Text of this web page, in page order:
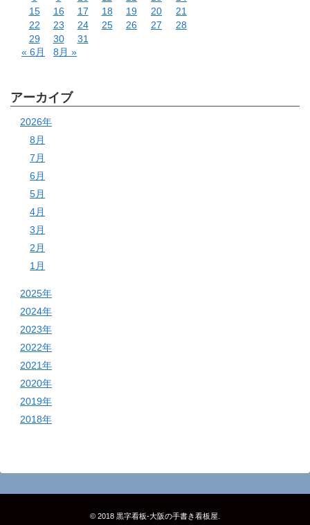
15
16 17 18 19 20
21
22
23 24 25 26 27
28
29
30
31
« 6月
8月 »
アーカイブ
2026年
8月
7月
6月
5月
4月
3月
2月
1月
2025年
2024年
2023年
2022年
2021年
2020年
2019年
2018年
© 2018 黒字看板‐大阪の手書き看板屋